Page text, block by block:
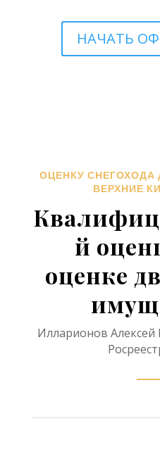
НАЧАТЬ
ОЦЕНКУ СНЕГОХОДА
ВЕРХНИЕ
й
оценке
Илларионов